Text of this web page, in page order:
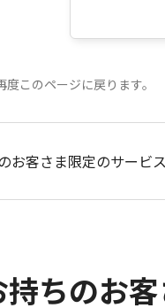
このページに戻ります。
お客さま限定のサービス
ちのお